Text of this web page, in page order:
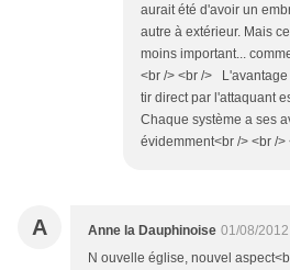
aurait été d'avoir un
autre à extérieur. Mais
moins important...
<br /> <br />
tir direct par l'attaquant
Chaque système a ses
évidemment<br /> <br />
A Anne la Dauphinoise 01/08/
N ouvelle église, nouvel